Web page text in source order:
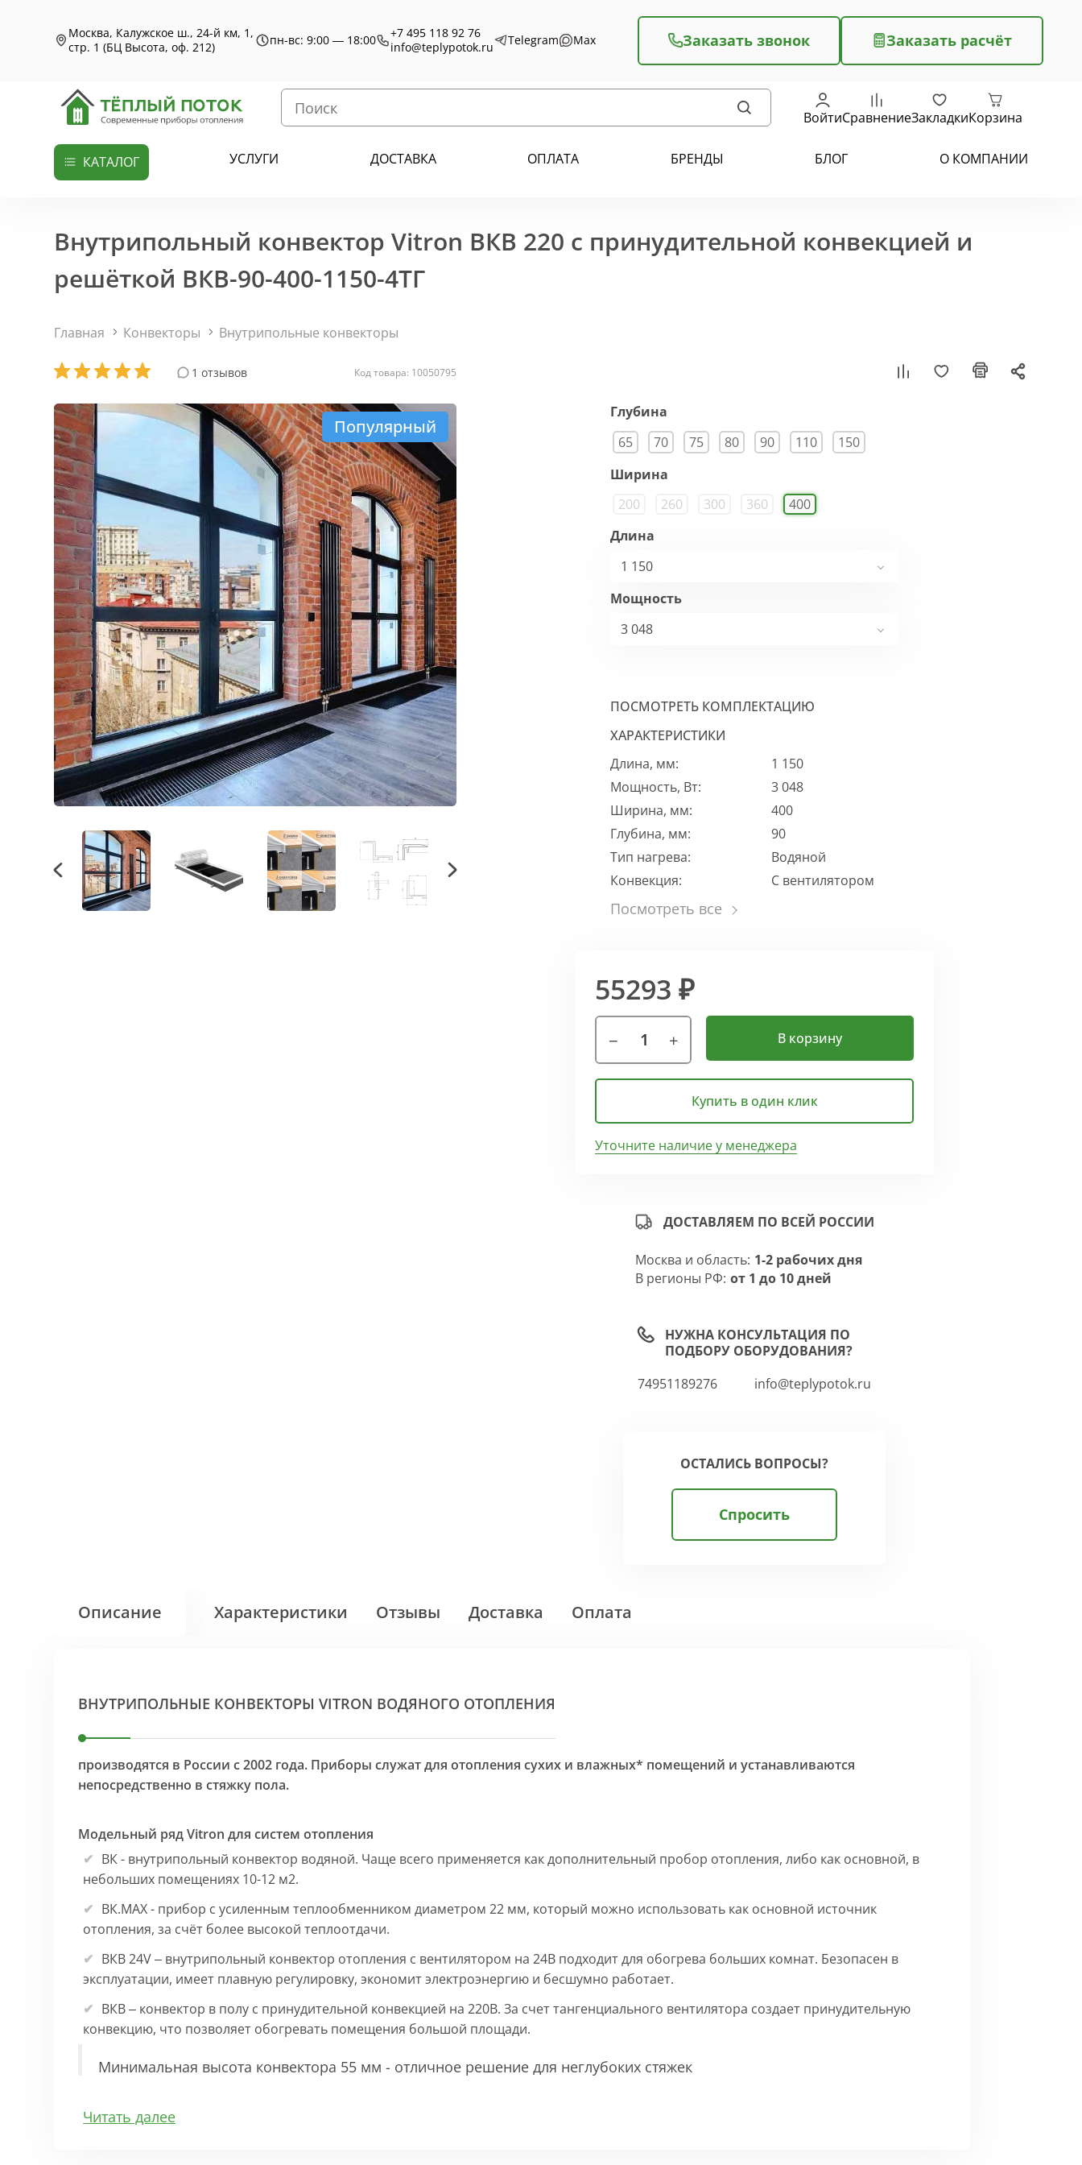
Москва, Калужское ш., 24-й км, 1,
стр. 1 (БЦ Высота, оф. 212)
пн-вс: 9:00 — 18:00
+7 495 118 92 76
info@teplypotok.ru
Telegram Max Заказать звонок Заказать расчёт
ВойтиСравнениеЗакладкиКорзина
КАТАЛОГ УСЛУГИ ДОСТАВКА ОПЛАТА БРЕНДЫ БЛОГ О КОМПАНИИ
Внутрипольный конвектор Vitron ВКВ 220 с принудительной конвекцией и
решёткой ВКВ-90-400-1150-4ТГ
Главная Конвекторы Внутрипольные конвекторы
1 отзывов Код товара: 10050795
Популярный
Глубина
65
70 75 80 90 110
150
Ширина
200
260 300 360
400
Длина
1 150
Мощность
3 048
ПОСМОТРЕТЬ КОМПЛЕКТАЦИЮ
ХАРАКТЕРИСТИКИ
Длина, мм:
1 150
Мощность, Вт:
3 048
Ширина, мм:
400
Глубина, мм:
90
Тип нагрева:
Водяной
Конвекция:
С вентилятором
55293 ₽
В корзину
Купить в один клик
Уточните наличие у менеджера
ДОСТАВЛЯЕМ ПО ВСЕЙ РОССИИ
Москва и область: 1-2 рабочих дня
В регионы РФ: от 1 до 10 дней
НУЖНА КОНСУЛЬТАЦИЯ ПО
ПОДБОРУ ОБОРУДОВАНИЯ?
74951189276
info@teplypotok.ru
ОСТАЛИСЬ ВОПРОСЫ?
Спросить
Описание Характеристики Отзывы Доставка Оплата
ВНУТРИПОЛЬНЫЕ КОНВЕКТОРЫ VITRON ВОДЯНОГО ОТОПЛЕНИЯ
производятся в России с 2002 года. Приборы служат для отопления сухих и влажных* помещений и устанавливаются
непосредственно в стяжку пола.
Модельный ряд Vitron для систем отопления
ВК - внутрипольный конвектор водяной. Чаще всего применяется как дополнительный пробор отопления, либо как основной, в
небольших помещениях 10-12 м2.
ВК.МАХ - прибор с усиленным теплообменником диаметром 22 мм, который можно использовать как основной источник
отопления, за счёт более высокой теплоотдачи.
ВКВ 24V – внутрипольный конвектор отопления с вентилятором на 24В подходит для обогрева больших комнат. Безопасен в
эксплуатации, имеет плавную регулировку, экономит электроэнергию и бесшумно работает.
ВКВ – конвектор в полу с принудительной конвекцией на 220В. За счет тангенциального вентилятора создает принудительную
конвекцию, что позволяет обогревать помещения большой площади.
Минимальная высота конвектора 55 мм - отличное решение для неглубоких стяжек
Особенности:
Читать далее